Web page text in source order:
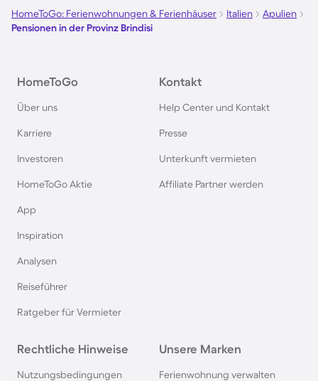
Pensionen in Berlin
Pensionen in Oberstdorf
Pensionen in Schweden
Pensionen in Holland
Pensionen im Bayerischen Wald
Pensionen in Deutschland
HomeToGo: Ferienwohnungen & Ferienhäuser Italien
Apulien
Pensionen in der Provinz Brindisi
HomeToGo
Über uns
Karriere
Investoren
HomeToGo Aktie
App
Inspiration
Analysen
Reiseführer
Ratgeber für Vermieter
Kontakt
Help Center und Kontakt
Presse
Unterkunft vermieten
Affiliate Partner werden
Rechtliche Hinweise
Nutzungsbedingungen
Unsere Marken
Ferienwohnung verwalten